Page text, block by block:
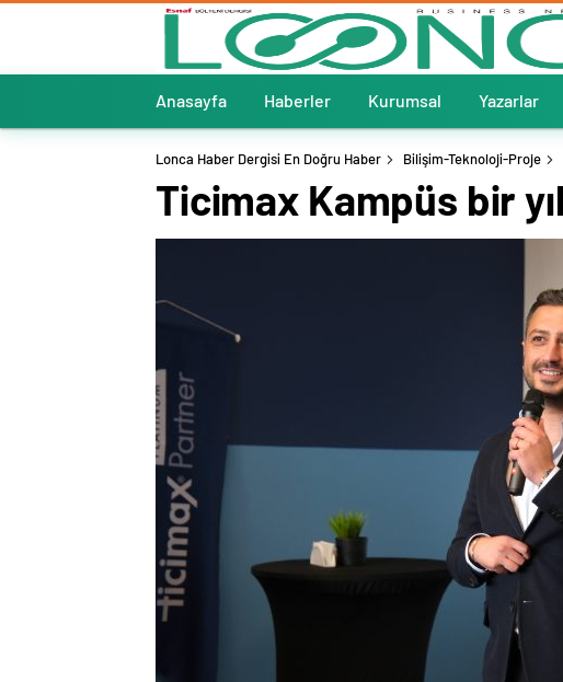
Anasayfa Haberler Kurumsal Yazarlar
Lonca Haber Dergisi En Doğru Haber Bilişim-Teknoloji-Proje
Ticimax Kampüs bir